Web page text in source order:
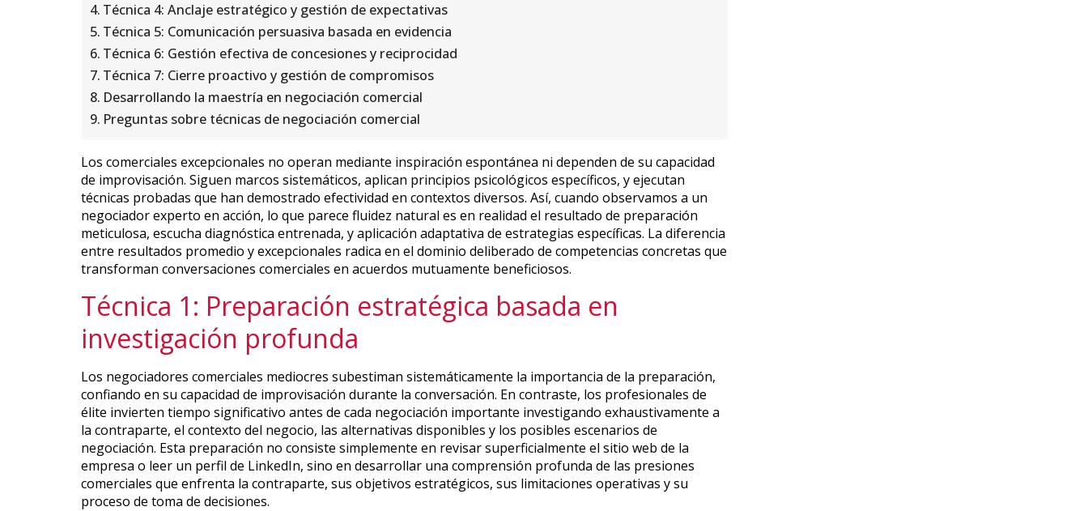
Técnica 4: Anclaje estratégico y gestión de expectativas
Técnica 5: Comunicación persuasiva basada en evidencia
Técnica 6: Gestión efectiva de concesiones y reciprocidad
Técnica 7: Cierre proactivo y gestión de compromisos
Desarrollando la maestría en negociación comercial
Preguntas sobre técnicas de negociación comercial
Los comerciales excepcionales no operan mediante inspiración espontánea ni dependen de su capacidad
de improvisación. Siguen marcos sistemáticos, aplican principios psicológicos específicos, y ejecutan
técnicas probadas que han demostrado efectividad en contextos diversos. Así, cuando observamos a un
negociador experto en acción, lo que parece fluidez natural es en realidad el resultado de preparación
meticulosa, escucha diagnóstica entrenada, y aplicación adaptativa de estrategias específicas. La diferencia
entre resultados promedio y excepcionales radica en el dominio deliberado de competencias concretas que
transforman conversaciones comerciales en acuerdos mutuamente beneficiosos.
Técnica 1: Preparación estratégica basada en
investigación profunda
Los negociadores comerciales mediocres subestiman sistemáticamente la importancia de la preparación,
confiando en su capacidad de improvisación durante la conversación. En contraste, los profesionales de
élite invierten tiempo significativo antes de cada negociación importante investigando exhaustivamente a
la contraparte, el contexto del negocio, las alternativas disponibles y los posibles escenarios de
negociación. Esta preparación no consiste simplemente en revisar superficialmente el sitio web de la
empresa o leer un perfil de LinkedIn, sino en desarrollar una comprensión profunda de las presiones
comerciales que enfrenta la contraparte, sus objetivos estratégicos, sus limitaciones operativas y su
proceso de toma de decisiones.